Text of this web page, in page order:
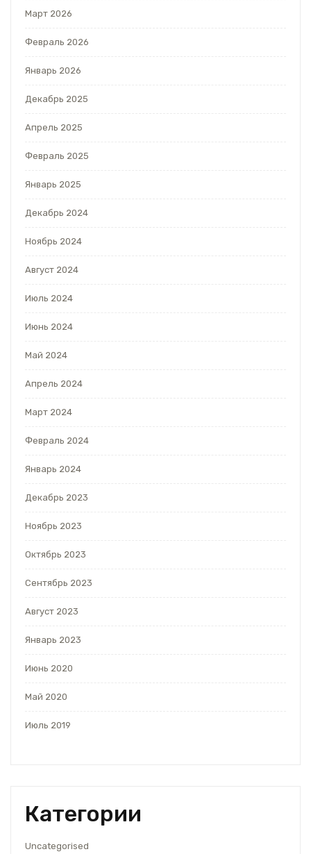
Март 2026
Февраль 2026
Январь 2026
Декабрь 2025
Апрель 2025
Февраль 2025
Январь 2025
Декабрь 2024
Ноябрь 2024
Август 2024
Июль 2024
Июнь 2024
Май 2024
Апрель 2024
Март 2024
Февраль 2024
Январь 2024
Декабрь 2023
Ноябрь 2023
Октябрь 2023
Сентябрь 2023
Август 2023
Январь 2023
Июнь 2020
Май 2020
Июль 2019
Категории
Uncategorised